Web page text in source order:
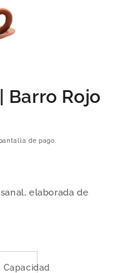
Barro Rojo
de pago.
elaborada de
Capacidad